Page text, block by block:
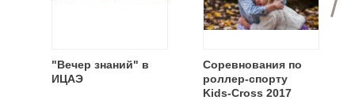
"Вечер знаний" в
ИЦАЭ
Соревнования по
роллер-спорту
Kids-Cross 2017